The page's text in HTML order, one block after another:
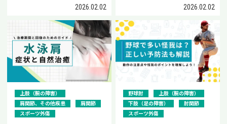
2026.02.02 2026.02.02
上肢（腕の障害）
肩関節、その他疾患
肩関節
スポーツ外傷
野球肘
上肢（腕の障害）
下肢（足の障害）
肘関節
スポーツ外傷